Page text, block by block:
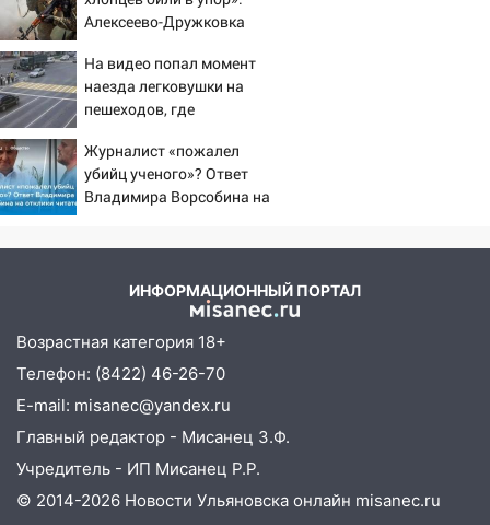
07:18
В Ульяновск идет
тридцатиградусная жара: какая будет
погода в четверг
06:00
Четыре года борьбы: ульяновские
юристы помогли женщине засудить УК
за плесень на стенах
05:00
Кому 6 августа звезды сулят
05.08.2026
Соцсети: на проспекте Тюленева
ДТП с мотоциклистом
20:22
Мошенники обманули 92-летнюю
жительницу Ульяновской области
Житель Ульяновской области
подвез троих незнакомцев на трассе и
заработал уголовное дело
Алексеево-Дружковка
«птах Мадьяра»
На видео попал момент
наезда легковушки на
пешеходов, где
восемь человек
06/08/2026 – Новости
Журналист «пожалел
убийц ученого»? Ответ
Владимира Ворсобина на
ИНФОРМАЦИОННЫЙ ПОРТАЛ
Возрастная категория 18+
Телефон: (8422) 46-26-70
E-mail: misanec@yandex.ru
Главный редактор - Мисанец З.Ф.
Учредитель - ИП Мисанец Р.Р.
© 2014-2026 Новости Ульяновска онлайн misanec.ru